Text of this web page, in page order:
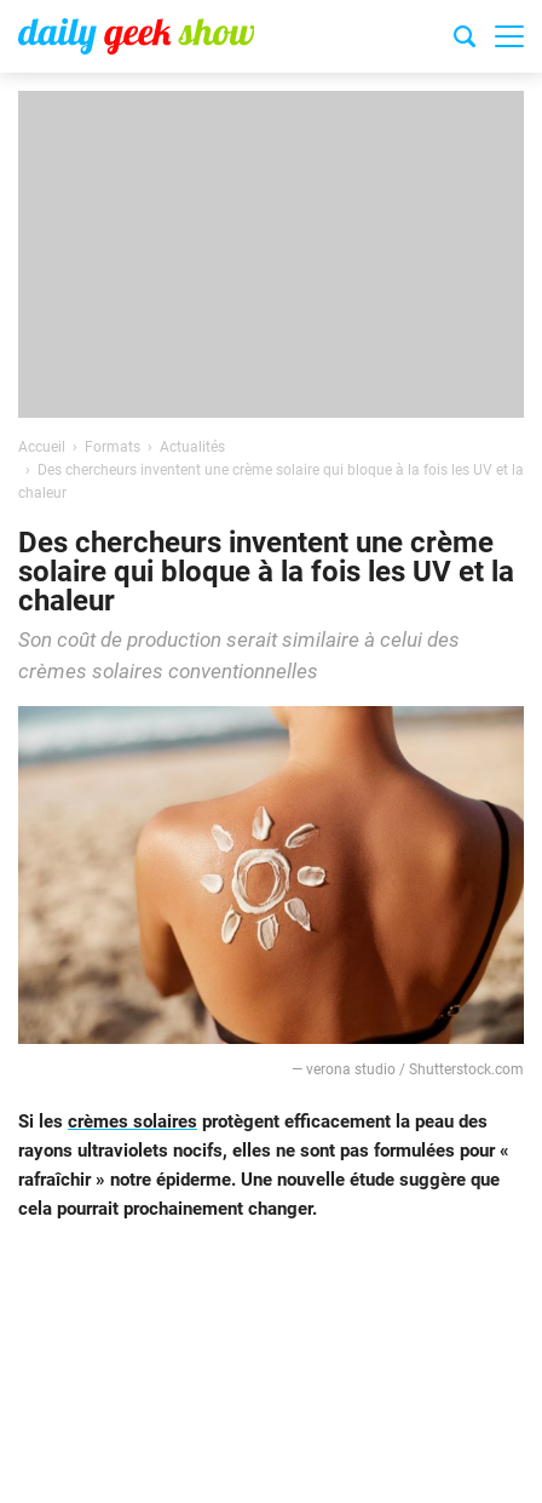
Accueil Formats
Actualités
Des chercheurs inventent une crème solaire qui bloque à la fois les UV et la
chaleur
Des chercheurs inventent une crème
solaire qui bloque à la fois les UV et la
chaleur
Son coût de production serait similaire à celui des
crèmes solaires conventionnelles
— verona studio / Shutterstock.com
Si les crèmes solaires protègent efficacement la peau des
rayons ultraviolets nocifs, elles ne sont pas formulées pour «
rafraîchir » notre épiderme. Une nouvelle étude suggère que
cela pourrait prochainement changer.